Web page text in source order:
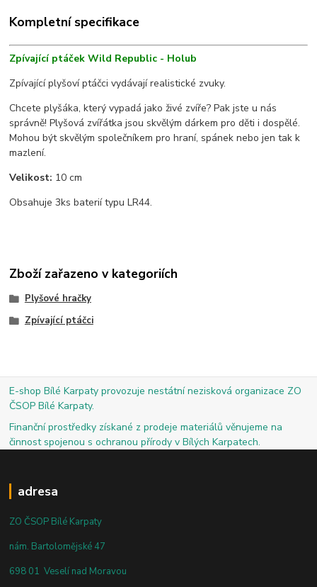
Kompletní specifikace
Zpívající ptáček Wild Republic - Holub
Zpívající plyšoví ptáčci vydávají realistické zvuky.
Chcete plyšáka, který vypadá jako živé zvíře? Pak jste u nás
správně! Plyšová zvířátka jsou skvělým dárkem pro děti i dospělé.
Mohou být skvělým společníkem pro hraní, spánek nebo jen tak k
mazlení.
Velikost: 10 cm
Obsahuje 3ks baterií typu LR44.
Zboží zařazeno v kategoriích
Plyšové hračky
Zpívající ptáčci
E-shop Bílé Karpaty provozuje nestátní nezisková organizace ZO
ČSOP Bílé Karpaty.
Finanční prostředky získané z prodeje materiálů věnujeme na
činnost spojenou s ochranou přírody v Bílých Karpatech.
adresa
ZO ČSOP Bílé Karpaty
nám. Bartolomějské 47
698 01 Veselí nad Moravou